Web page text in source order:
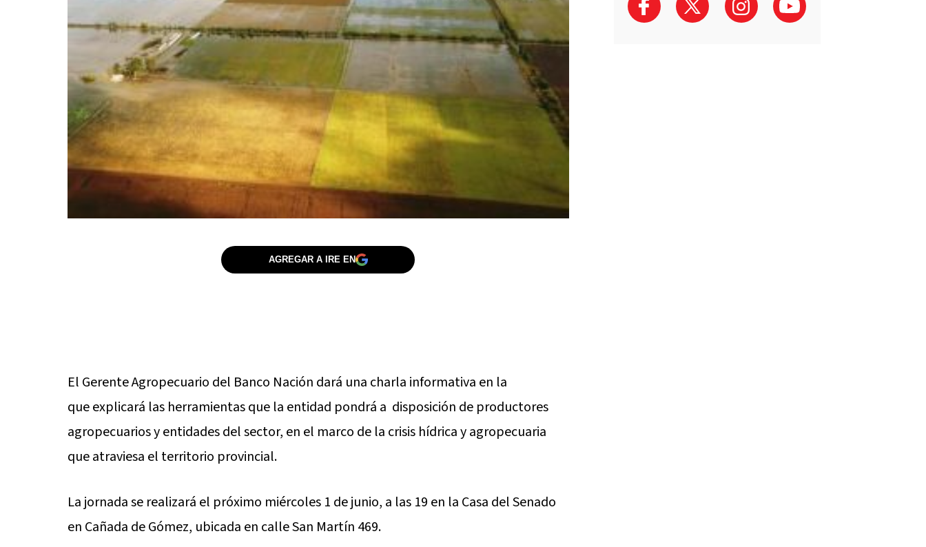
AGREGAR A IRE EN
El Gerente Agropecuario del Banco Nación dará una charla informativa en la
que explicará las herramientas que la entidad pondrá a disposición de productores
agropecuarios y entidades del sector, en el marco de la crisis hídrica y agropecuaria
que atraviesa el territorio provincial.
La jornada se realizará el próximo miércoles 1 de junio, a las 19 en la Casa del Senado
en Cañada de Gómez, ubicada en calle San Martín 469.